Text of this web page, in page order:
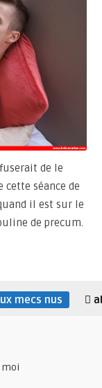
de le
cette séance de
il est sur le
de precum.
mecs nus
moi